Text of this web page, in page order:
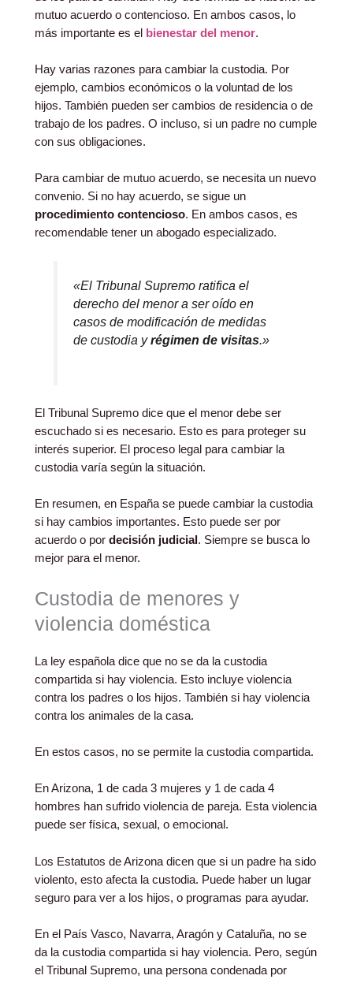
mutuo acuerdo o contencioso. En ambos casos, lo
más importante es el
bienestar del menor.
Hay varias razones para cambiar la custodia. Por
ejemplo, cambios económicos o la voluntad de los
hijos. También pueden ser cambios de residencia o de
trabajo de los padres. O incluso, si un padre no cumple
con sus obligaciones.
Para cambiar de mutuo acuerdo, se necesita un nuevo
convenio. Si no hay acuerdo, se sigue un
procedimiento contencioso. En ambos casos, es
recomendable tener un abogado especializado.
«El Tribunal Supremo ratifica el
derecho del menor a ser oído en
casos de modificación de medidas
de custodia yrégimen de visitas.»
El Tribunal Supremo dice que el menor debe ser
escuchado si es necesario. Esto es para proteger su
interés superior. El proceso legal para cambiar la
custodia varía según la situación.
En resumen, en España se puede cambiar la custodia
si hay cambios importantes. Esto puede ser por
acuerdo o por decisión judicial . Siempre se busca lo
mejor para el menor.
Custodia de menores y
violencia doméstica
La ley española dice que no se da la custodia
compartida si hay violencia. Esto incluye violencia
contra los padres o los hijos. También si hay violencia
contra los animales de la casa.
En estos casos, no se permite la custodia compartida.
En Arizona, 1 de cada 3 mujeres y 1 de cada 4
hombres han sufrido violencia de pareja. Esta violencia
puede ser física, sexual, o emocional.
Los Estatutos de Arizona dicen que si un padre ha sido
violento, esto afecta la custodia. Puede haber un lugar
seguro para ver a los hijos, o programas para ayudar.
En el País Vasco, Navarra, Aragón y Cataluña, no se
da la custodia compartida si hay violencia. Pero, según
el Tribunal Supremo, una persona condenada por